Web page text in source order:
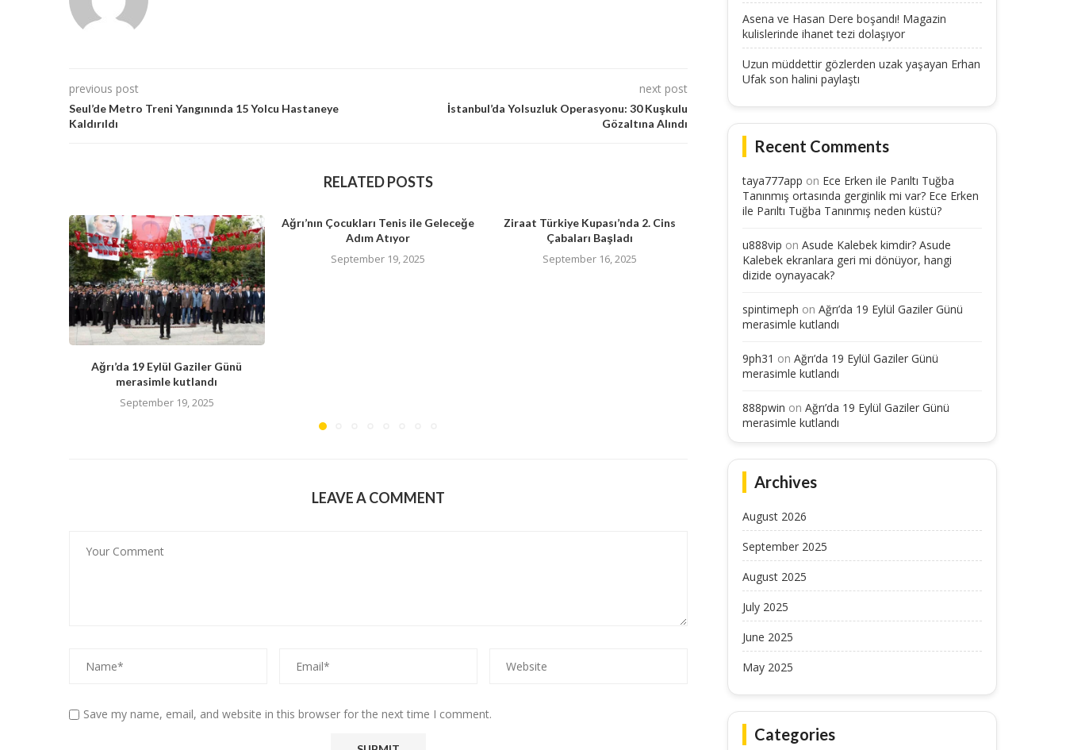
previous post
Seul’de Metro Treni Yangınında 15 Yolcu Hastaneye
Kaldırıldı
next post
İstanbul’da Yolsuzluk Operasyonu: 30 Kuşkulu
Gözaltına Alındı
RELATED POSTS
Ağrı’da 19 Eylül Gaziler Günü
merasimle kutlandı
September 19, 2025
Ağrı’nın Çocukları Tenis ile Geleceğe
Adım Atıyor
September 19, 2025
Ziraat Türkiye Kupası’nda 2. Cins
Çabaları Başladı
September 16, 2025
Vali Mustafa Koç, Ağrı’da Düğün
Merasimlerine Katıldı
September 15, 2025
Gençler, Erzurum’un
LEAVE A COMMENT
Save my name, email, and website in this browser for the next time I comment.
Asena ve Hasan Dere boşandı! Magazin
kulislerinde ihanet tezi dolaşıyor
Uzun müddettir gözlerden uzak yaşayan Erhan
Ufak son halini paylaştı
Recent Comments
taya777app on Ece Erken ile Parıltı Tuğba
Tanınmış ortasında gerginlik mi var? Ece Erken
ile Parıltı Tuğba Tanınmış neden küstü?
u888vip on Asude Kalebek kimdir? Asude
Kalebek ekranlara geri mi dönüyor, hangi
dizide oynayacak?
spintimeph on Ağrı’da 19 Eylül Gaziler Günü
merasimle kutlandı
9ph31 on Ağrı’da 19 Eylül Gaziler Günü
merasimle kutlandı
888pwin on Ağrı’da 19 Eylül Gaziler Günü
merasimle kutlandı
Archives
August 2026
September 2025
August 2025
July 2025
June 2025
May 2025
Categories